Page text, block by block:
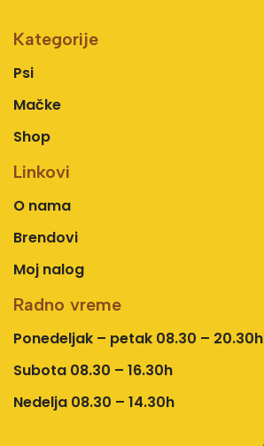
Kategorije
Psi
Mačke
Shop
Linkovi
O nama
Brendovi
Moj nalog
Radno vreme
Ponedeljak – petak 08.30 – 20.30h
Subota 08.30 – 16.30h
Nedelja 08.30 – 14.30h